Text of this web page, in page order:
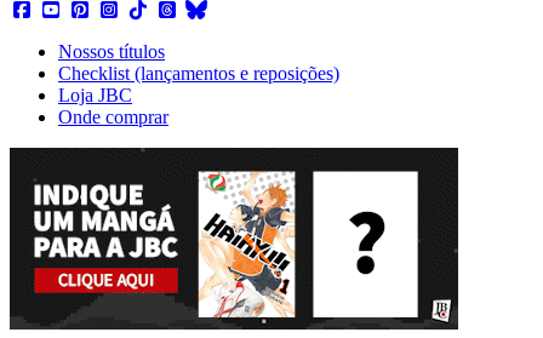
Nossos títulos
Checklist (lançamentos e reposições)
Loja JBC
Onde comprar